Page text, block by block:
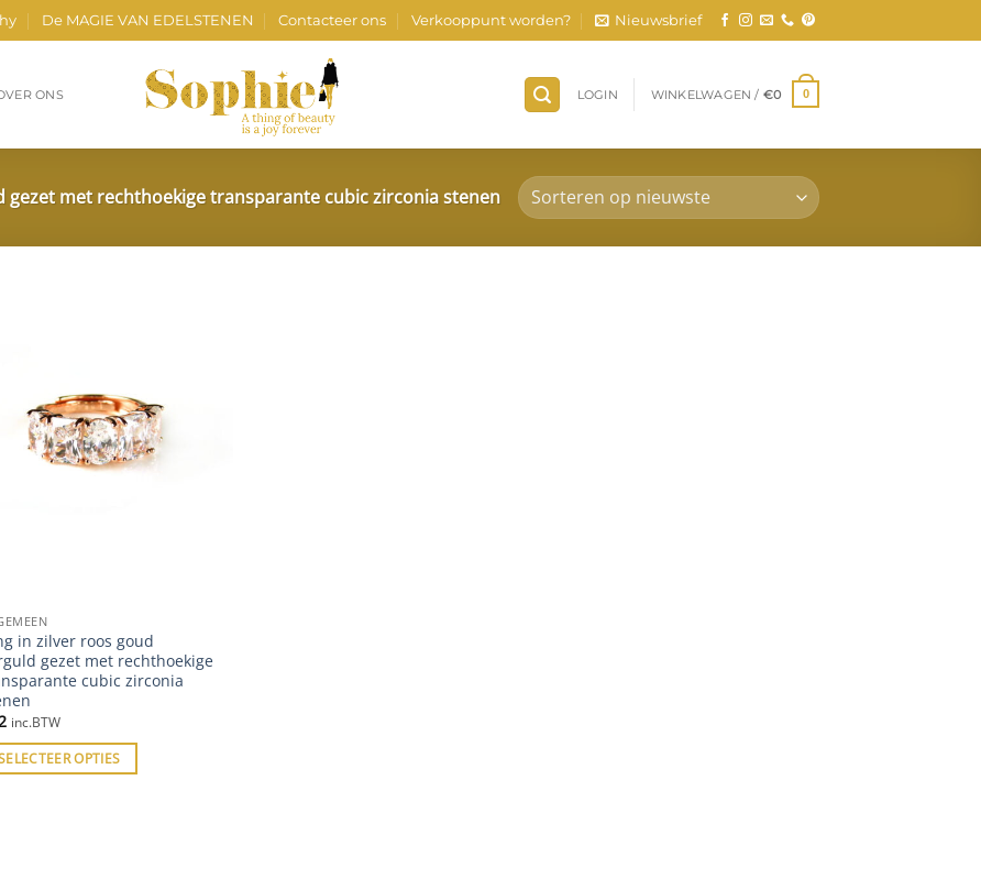
De MAGIE VAN EDELSTENEN Contacteer ons Verkooppunt worden? Nieuwsbrief
ONS LOGIN WINKELWAGEN / €0 0
gezet met rechthoekige transparante cubic zirconia stenen
in zilver roos goud
gezet met rechthoekige
cubic zirconia
inc.BTW
OPTIES